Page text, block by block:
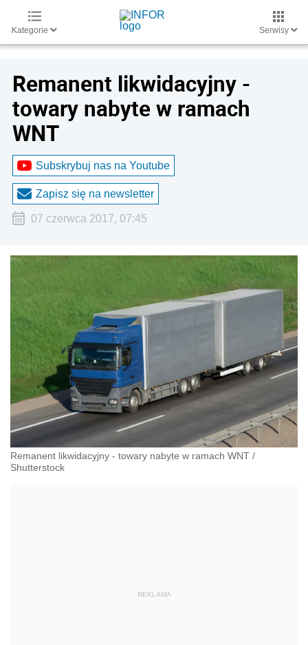
Kategorie Serwisy
Remanent likwidacyjny -
towary nabyte w ramach
WNT
Subskrybuj nas na Youtube
Zapisz się na newsletter
07 czerwca 2017, 07:45
Remanent likwidacyjny - towary nabyte w ramach WNT /
Shutterstock